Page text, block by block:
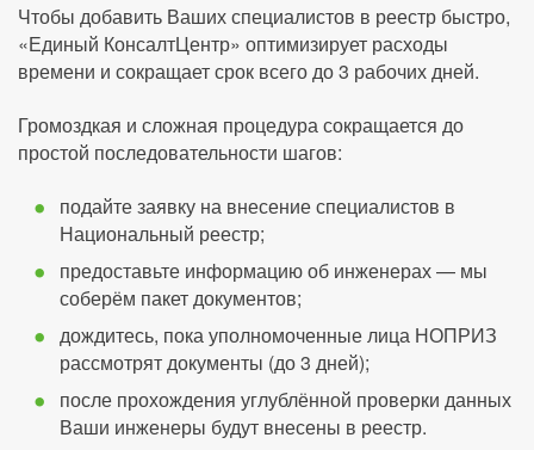
Чтобы добавить Ваших специалистов в реестр быстро,
«Единый КонсалтЦентр» оптимизирует расходы
времени и сокращает срок всего до 3 рабочих дней.
Громоздкая и сложная процедура сокращается до
простой последовательности шагов:
подайте заявку на внесение специалистов в
Национальный реестр;
предоставьте информацию об инженерах — мы
соберём пакет документов;
дождитесь, пока уполномоченные лица НОПРИЗ
рассмотрят документы (до 3 дней);
после прохождения углублённой проверки данных
Ваши инженеры будут внесены в реестр.